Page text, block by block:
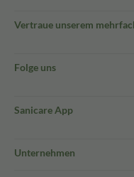
Vertraue unserem
Folge uns
Sanicare App
Unternehmen